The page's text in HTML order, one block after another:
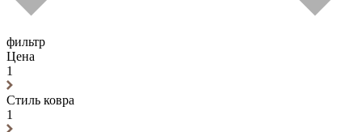
фильтр
Цена
1
Стиль ковра
1